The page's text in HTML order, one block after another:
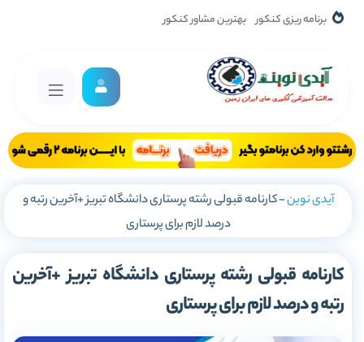
برنامه ریزی کنکور بهترین مشاور کنکور
آیدی نوین-کارنامه قبولی رشته پرستاری دانشگاه تبریز +آخرین رتبه و
درصد لازم برای پرستاری
کارنامه قبولی رشته پرستاری دانشگاه تبریز +آخرین
رتبه و درصد لازم برای پرستاری